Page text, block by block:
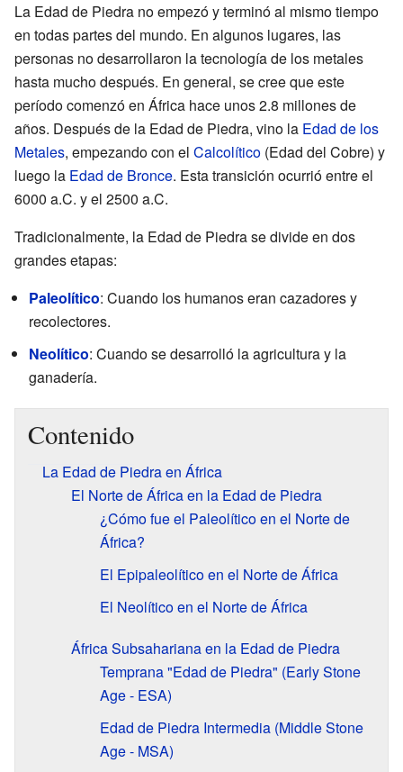
La Edad de Piedra no empezó y terminó al mismo tiempo
en todas partes del mundo. En algunos lugares, las
personas no desarrollaron la tecnología de los metales
hasta mucho después. En general, se cree que este
período comenzó en África hace unos 2.8 millones de
años. Después de la Edad de Piedra, vino la Edad de los
Metales, empezando con el Calcolítico (Edad del Cobre) y
luego la Edad de Bronce. Esta transición ocurrió entre el
6000 a.C. y el 2500 a.C.
Tradicionalmente, la Edad de Piedra se divide en dos
grandes etapas:
Paleolítico: Cuando los humanos eran cazadores y
recolectores.
Neolítico: Cuando se desarrolló la agricultura y la
ganadería.
Contenido
La Edad de Piedra en África
El Norte de África en la Edad de Piedra
¿Cómo fue el Paleolítico en el Norte de
África?
El Epipaleolítico en el Norte de África
El Neolítico en el Norte de África
África Subsahariana en la Edad de Piedra
Temprana "Edad de Piedra" (Early Stone
Age - ESA)
Edad de Piedra Intermedia (Middle Stone
Age - MSA)